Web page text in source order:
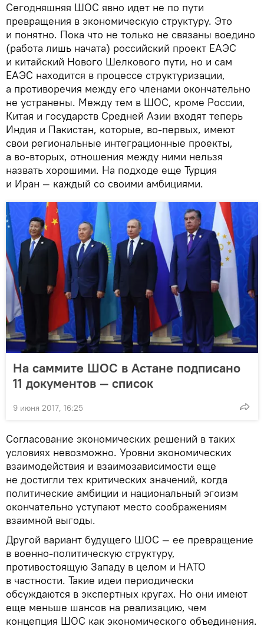
Сегодняшняя ШОС явно идет не по пути
превращения в экономическую структуру. Это
и понятно. Пока что не только не связаны воедино
(работа лишь начата) российский проект ЕАЭС
и китайский Нового Шелкового пути, но и сам
ЕАЭС находится в процессе структуризации,
а противоречия между его членами окончательно
не устранены. Между тем в ШОС, кроме России,
Китая и государств Средней Азии входят теперь
Индия и Пакистан, которые, во-первых, имеют
свои региональные интеграционные проекты,
а во-вторых, отношения между ними нельзя
назвать хорошими. На подходе еще Турция
и Иран — каждый со своими амбициями.
На саммите ШОС в Астане подписано
11 документов — список
9 июня 2017, 16:25
Согласование экономических решений в таких
условиях невозможно. Уровни экономических
взаимодействия и взаимозависимости еще
не достигли тех критических значений, когда
политические амбиции и национальный эгоизм
окончательно уступают место соображениям
взаимной выгоды.
Другой вариант будущего ШОС — ее превращение
в военно-политическую структуру,
противостоящую Западу в целом и НАТО
в частности. Такие идеи периодически
обсуждаются в экспертных кругах. Но они имеют
еще меньше шансов на реализацию, чем
концепция ШОС как экономического объединения.